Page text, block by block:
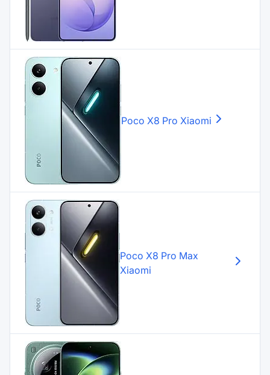
Poco X8 Pro Xiaomi
Poco X8 Pro Max
Xiaomi